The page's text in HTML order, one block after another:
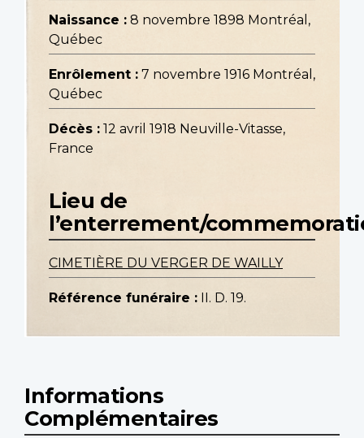
Naissance : 8 novembre 1898 Montréal,
Québec
Enrôlement : 7 novembre 1916 Montréal,
Québec
Décès : 12 avril 1918 Neuville-Vitasse,
France
Lieu de
l’enterrement/
CIMETIÈRE DU VERGER DE WAILLY
Référence funéraire : II. D. 19.
Informations
Complémentaires